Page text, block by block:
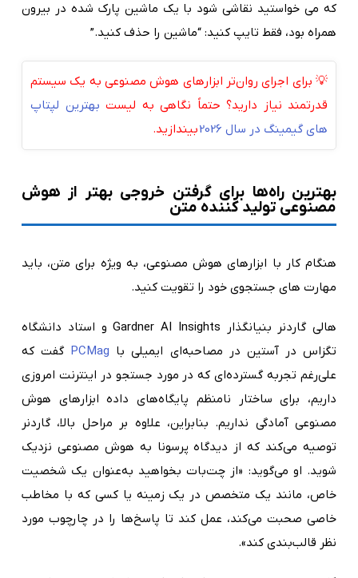
که می خواستید نقاشی شود با یک ماشین پارک شده در بیرون
همراه بود، فقط تایپ کنید: “ماشین را حذف کنید.”
💡 برای اجرای روان‌تر ابزارهای هوش مصنوعی به یک سیستم
قدرتمند نیاز دارید؟ حتماً نگاهی به لیست بهترین لپتاپ‌
های گیمینگ در سال 2026
بیندازید.
بهترین راه‌ها برای گرفتن خروجی بهتر از هوش
مصنوعی تولید کننده متن
هنگام کار با ابزارهای هوش مصنوعی، به ویژه برای متن، باید
مهارت های جستجوی خود را تقویت کنید.
هالی گاردنر بنیانگذار Gardner AI Insights و استاد دانشگاه
تگزاس در آستین در مصاحبه‌ای ایمیلی با PCMag گفت که
علی‌رغم تجربه گسترده‌ای که در مورد جستجو در اینترنت امروزی
داریم، برای ساختار نامنظم پایگاه‌های داده ابزارهای هوش
مصنوعی آمادگی نداریم. بنابراین، علاوه بر مراحل بالا، گاردنر
توصیه می‌کند که از دیدگاه پرسونا به هوش مصنوعی نزدیک
شوید. او می‌گوید: «از چت‌بات بخواهید به‌عنوان یک شخصیت
خاص، مانند یک متخصص در یک زمینه یا کسی که با مخاطب
خاصی صحبت می‌کند، عمل کند تا پاسخ‌ها را در چارچوب مورد
نظر قالب‌بندی کند».